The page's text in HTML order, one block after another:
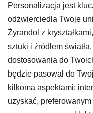
Personalizacja jest
odzwierciedla Twoje
Żyrandol z
sztuki i źródłem
dostosowania do
będzie pasował do
kilkoma aspektami:
uzyskać,